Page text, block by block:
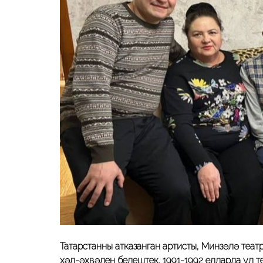
Татарстанның атказанган артисты, Минзәлә
хәл-әхвәлен белештек. 1991-1992 елларда ул